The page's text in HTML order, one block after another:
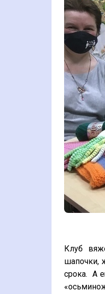
Клуб
шапочки,
срока. А